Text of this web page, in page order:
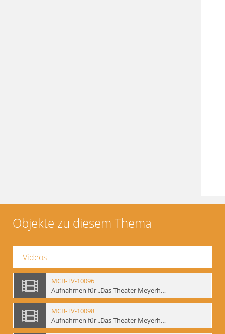
Objekte zu diesem Thema
Videos
MCB-TV-10096
Aufnahmen für „Das Theater Meyerholds und die Biomechanik“ (6). Biomechanische Grundelemente und szenische Umsetzung, Ausschnitt 2 - Interne Signatur: BM-vid-6_A2
MCB-TV-10098
Aufnahmen für „Das Theater Meyerholds und die Biomechanik“ (7). Biomechanische Etüden – Detailstudien, Ausschnitt 1 - Interne Signatur: BM-vid-7_A1